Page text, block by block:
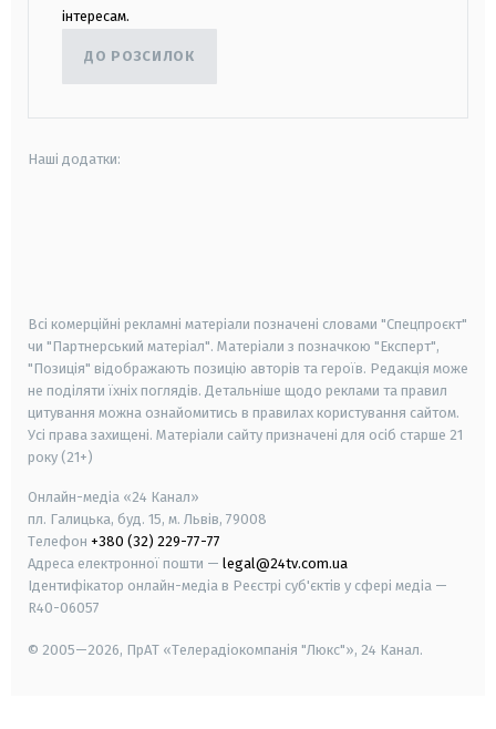
інтересам.
ДО РОЗСИЛОК
Наші додатки:
Всі комерційні рекламні матеріали позначені словами "Спецпроєкт"
чи "Партнерський матеріал". Матеріали з позначкою "Експерт",
"Позиція" відображають позицію авторів та героїв. Редакція може
не поділяти їхніх поглядів. Детальніше щодо реклами та правил
цитування можна ознайомитись в правилах користування сайтом.
Усі права захищені. Матеріали сайту призначені для осіб старше 21
року (21+)
Онлайн-медіа «24 Канал»
пл. Галицька, буд. 15, м. Львів, 79008
Телефон +380 (32) 229-77-77
Адреса електронної пошти — legal@24tv.com.ua
Ідентифікатор онлайн-медіа в Реєстрі суб'єктів у сфері медіа —
R40-06057
© 2005—2026, ПрАТ «Телерадіокомпанія "Люкс"», 24 Канал.